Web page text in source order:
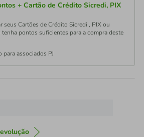
+ Cartão de Crédito Sicredi, PIX
seus Cartões de Crédito Sicredi , PIX ou
pontos suficientes para a compra deste
associados PJ